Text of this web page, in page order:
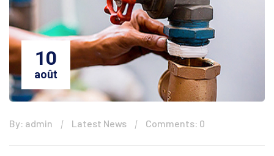
10
août
By: admin Latest News Comments: 0